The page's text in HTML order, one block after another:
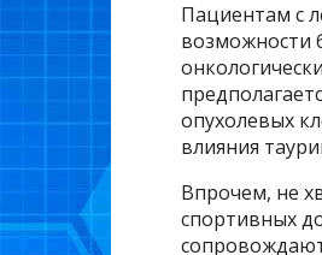
Пациентам с
возможности
опухолевых
влияния
Впрочем, не
спортивных